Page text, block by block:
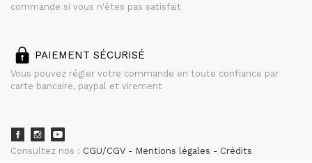
commande si vous n'êtes pas satisfait
PAIEMENT SÉCURISÉ
Vous pouvez régler votre commande en toute confiance par
carte bancaire, paypal et virement
Consultez nos : CGU/CGV Mentions légales Crédits